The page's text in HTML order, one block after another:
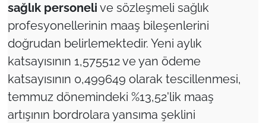
sağlık personeli ve sözleşmeli sağlık
profesyonellerinin maaş bileşenlerini
doğrudan belirlemektedir. Yeni aylık
katsayısının 1,575512 ve yan ödeme
katsayısının 0,499649 olarak tescillenmesi,
temmuz dönemindeki %13,52'lik maaş
artışının bordrolara yansıma şeklini